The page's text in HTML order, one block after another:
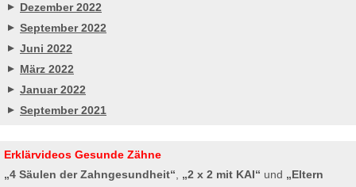
Dezember 2022
September 2022
Juni 2022
März 2022
Januar 2022
September 2021
Erklärvideos Gesunde Zähne
„4 Säulen der Zahngesundheit“, „2 x 2 mit KAI“ und „Eltern